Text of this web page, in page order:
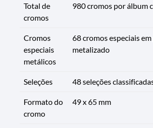
Total de
cromos
980 cromos por álbum
Cromos
especiais
metálicos
68 cromos especiais
metalizado
Seleções 48 seleções
Formato do
cromo
49 x 65 mm